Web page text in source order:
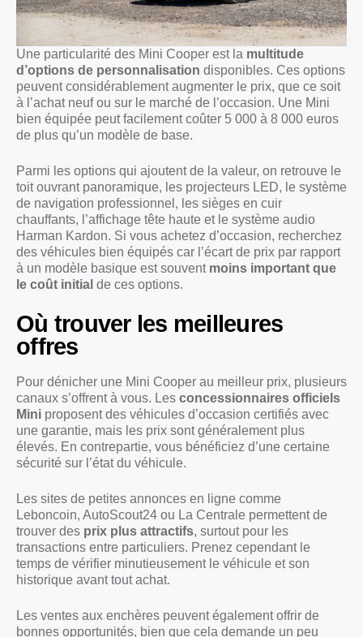
Une particularité des Mini Cooper est la multitude
d’options de personnalisation disponibles. Ces options
peuvent considérablement augmenter le prix, que ce soit
à l’achat neuf ou sur le marché de l’occasion. Une Mini
bien équipée peut facilement coûter 5 000 à 8 000 euros
de plus qu’un modèle de base.
Parmi les options qui ajoutent de la valeur, on retrouve le
toit ouvrant panoramique, les projecteurs LED, le système
de navigation professionnel, les sièges en cuir
chauffants, l’affichage tête haute et le système audio
Harman Kardon. Si vous achetez d’occasion, recherchez
des véhicules bien équipés car l’écart de prix par rapport
à un modèle basique est souvent moins important que
le coût initial de ces options.
Où trouver les meilleures
offres
Pour dénicher une Mini Cooper au meilleur prix, plusieurs
canaux s’offrent à vous. Les concessionnaires officiels
Mini proposent des véhicules d’occasion certifiés avec
une garantie, mais les prix sont généralement plus
élevés. En contrepartie, vous bénéficiez d’une certaine
sécurité sur l’état du véhicule.
Les sites de petites annonces en ligne comme
Leboncoin, AutoScout24 ou La Centrale permettent de
trouver des prix plus attractifs, surtout pour les
transactions entre particuliers. Prenez cependant le
temps de vérifier minutieusement le véhicule et son
historique avant tout achat.
Les ventes aux enchères peuvent également offrir de
bonnes opportunités, bien que cela demande un peu